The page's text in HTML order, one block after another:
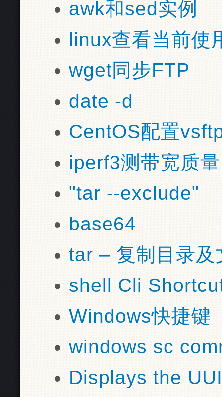
awk和sed实例
linux查看当前使
wget同步FTP
date -d
CentOS配置
iperf3测带宽质量
"tar --exclude"
base64
tar – 复制目录及
shell Cli
Windows快捷键
windows sc
Displays the